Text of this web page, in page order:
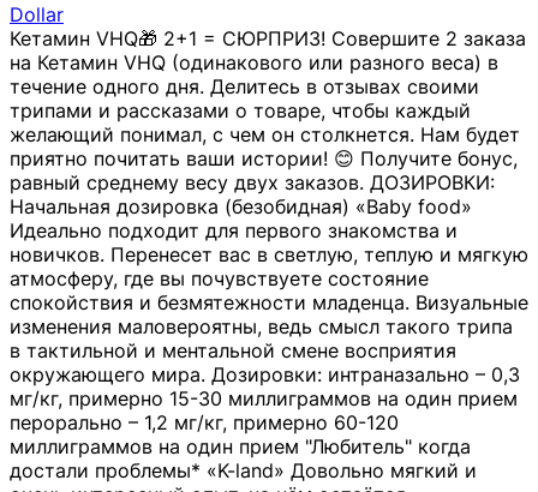
Dollar
Кетамин VHQ🎁 2+1 = СЮРПРИЗ! Совершите 2 заказа
на Кетамин VHQ (одинакового или разного веса) в
течение одного дня. Делитесь в отзывах своими
трипами и рассказами о товаре, чтобы каждый
желающий понимал, с чем он столкнется. Нам будет
приятно почитать ваши истории! 😊 Получите бонус,
равный среднему весу двух заказов. ДОЗИРОВКИ:
Начальная дозировка (безобидная) «Baby food»
Идеально подходит для первого знакомства и
новичков. Перенесет вас в светлую, теплую и мягкую
атмосферу, где вы почувствуете состояние
спокойствия и безмятежности младенца. Визуальные
изменения маловероятны, ведь смысл такого трипа
в тактильной и ментальной смене восприятия
окружающего мира. Дозировки: интраназально – 0,3
мг/кг, примерно 15-30 миллиграммов на один прием
перорально – 1,2 мг/кг, примерно 60-120
миллиграммов на один прием "Любитель" когда
достали проблемы* «K-land» Довольно мягкий и